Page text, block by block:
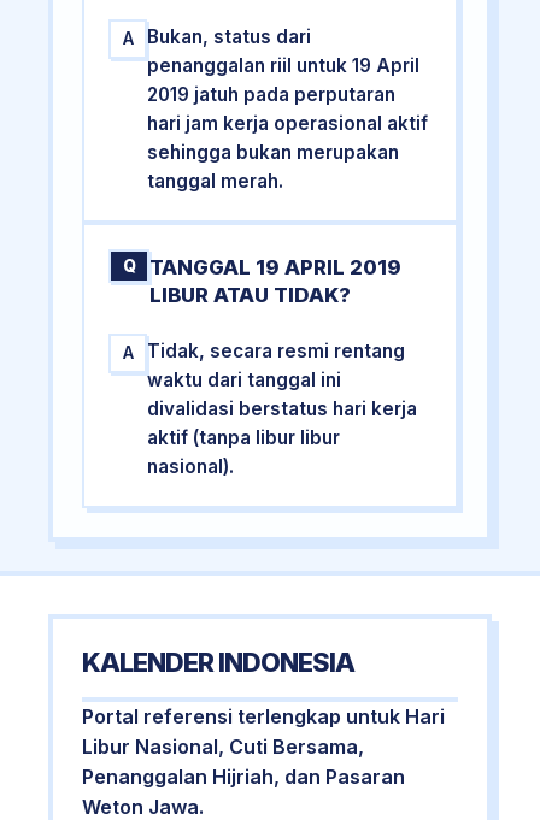
A
Bukan, status dari
penanggalan riil untuk 19 April
2019 jatuh pada perputaran
hari jam kerja operasional aktif
sehingga bukan merupakan
tanggal merah.
Q
TANGGAL 19 APRIL 2019
LIBUR ATAU TIDAK?
A
Tidak, secara resmi rentang
waktu dari tanggal ini
divalidasi berstatus hari kerja
aktif (tanpa libur libur
nasional).
KALENDER INDONESIA
Portal referensi terlengkap untuk Hari
Libur Nasional, Cuti Bersama,
Penanggalan Hijriah, dan Pasaran
Weton Jawa.